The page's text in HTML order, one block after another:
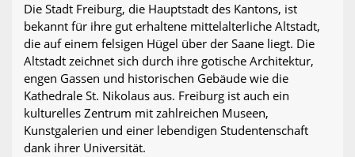
Die Stadt Freiburg, die Hauptstadt des Kantons, ist
bekannt für ihre gut erhaltene mittelalterliche Altstadt,
die auf einem felsigen Hügel über der Saane liegt. Die
Altstadt zeichnet sich durch ihre gotische Architektur,
engen Gassen und historischen Gebäude wie die
Kathedrale St. Nikolaus aus. Freiburg ist auch ein
kulturelles Zentrum mit zahlreichen Museen,
Kunstgalerien und einer lebendigen Studentenschaft
dank ihrer Universität.